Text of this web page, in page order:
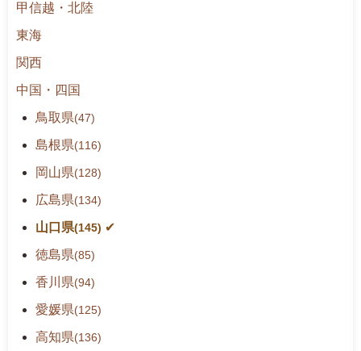
甲信越・北陸
東海
関西
中国・四国
鳥取県(47)
島根県(116)
岡山県(128)
広島県(134)
山口県(145)
徳島県(85)
香川県(94)
愛媛県(125)
高知県(136)